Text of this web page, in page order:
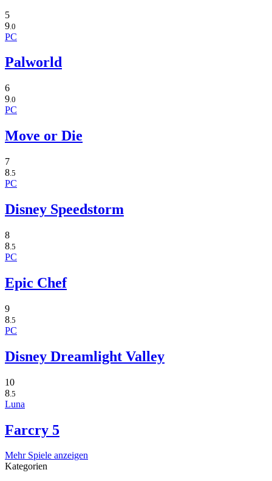
5
9 .0
PC
Palworld
6
9.0
PC
Move or Die
7
8.5
PC
Disney Speedstorm
8
8.5
PC
Epic Chef
9
8 .5
PC
Disney Dreamlight Valley
10
8 .5
Luna
Farcry 5
Mehr Spiele anzeigen
Kategorien